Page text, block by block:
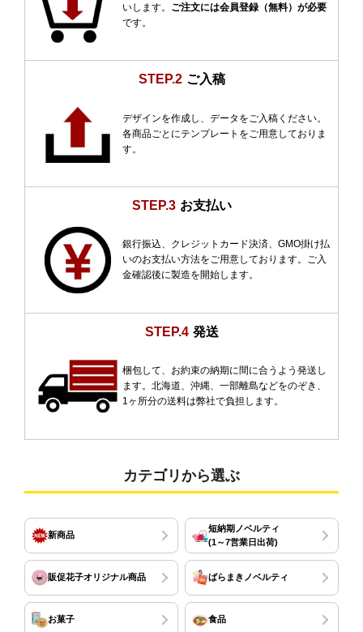
いします。 ご注文には会員登録（無料）が必要
です。
STEP.2 ご入稿
デザインを作成し、データをご入稿ください。
各商品ごとにテンプレートをご用意しておりま
す。
STEP.3 お支払い
銀行振込、クレジットカード決済、GMO掛け払
いのお支払い方法をご用意しております。ご入
金確認後に製造を開始します。
STEP.4 発送
梱包して、お約束の納期に間に合うよう発送し
ます。北海道、沖縄、一部離島などをのぞき、
1ヶ所分の送料は弊社で負担します。
カテゴリから選ぶ
新商品
短納期ノベルティ
(1～7営業日出荷)
販促花子オリジナル商品 ばらまきノベルティ
お菓子 食品